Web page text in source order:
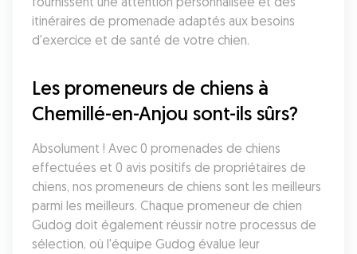
itinéraires de promenade adaptés aux besoins
d'exercice et de santé de votre chien.
Les promeneurs de chiens à
Chemillé-en-Anjou sont-ils sûrs?
Absolument ! Avec 0 promenades de chiens
effectuées et 0 avis positifs de propriétaires de
chiens, nos promeneurs de chiens sont les meilleurs
parmi les meilleurs. Chaque promeneur de chien
Gudog doit également réussir notre processus de
sélection, où l'équipe Gudog évalue leur